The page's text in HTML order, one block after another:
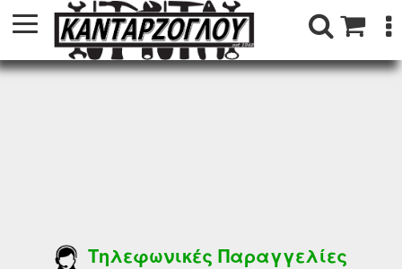
Τηλεφωνικές Παραγγελίες